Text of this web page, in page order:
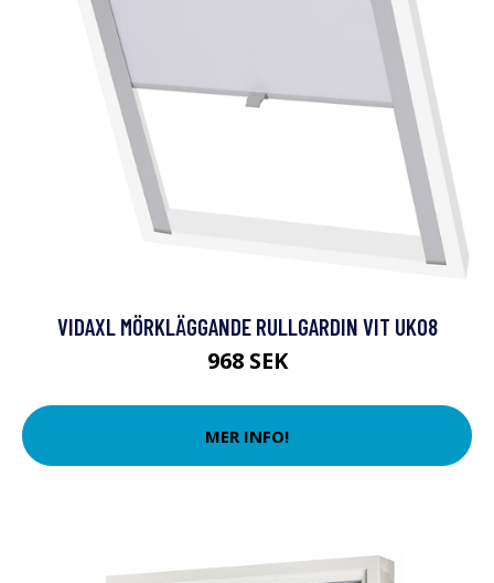
VIDAXL MÖRKLÄGGANDE RULLGARDIN VIT UK08
968 SEK
MER INFO!